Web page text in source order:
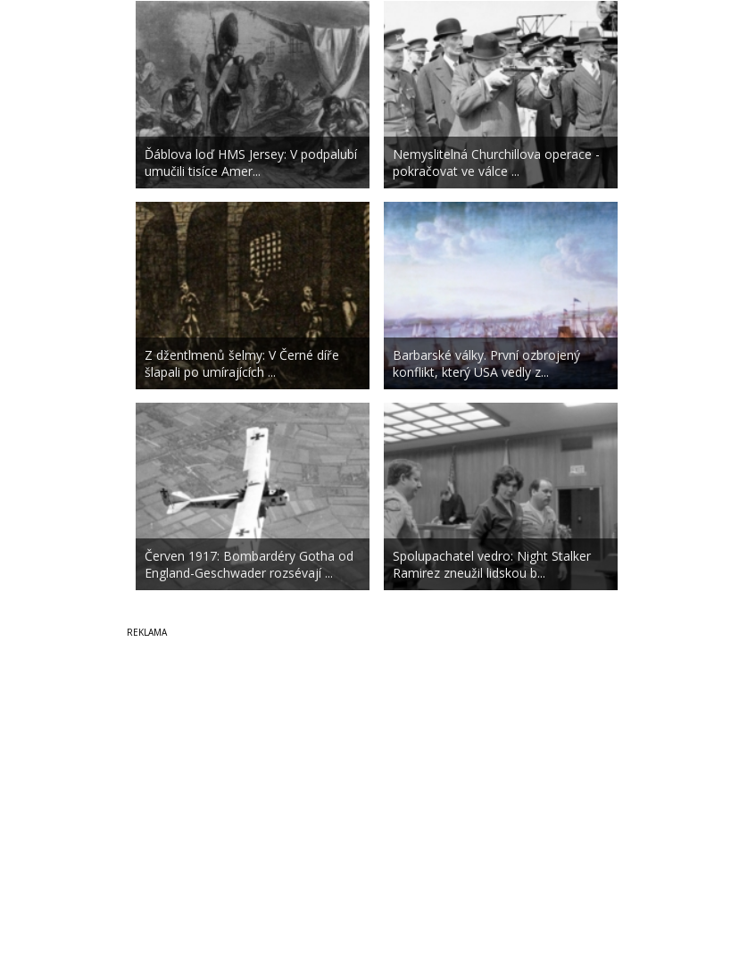
Ďáblova loď HMS Jersey: V podpalubí
umučili tisíce Amer...
Z džentlmenů šelmy: V Černé díře
šlapali po umírajících ...
Červen 1917: Bombardéry Gotha od
England-Geschwader rozsévají ...
Nemyslitelná Churchillova operace -
pokračovat ve válce ...
Barbarské války. První ozbrojený
konflikt, který USA vedly z...
Spolupachatel vedro: Night Stalker
Ramirez zneužil lidskou b...